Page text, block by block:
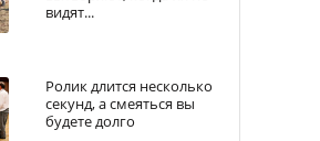
видят...
Ролик длится несколько
секунд, а смеяться вы
будете долго